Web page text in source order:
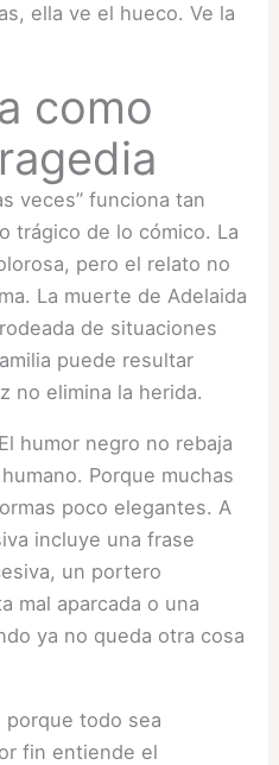
ella ve el hueco. Ve la
como
veces” funciona tan
trágico de lo cómico. La
pero el relato no
La muerte de Adelaida
de situaciones
puede resultar
no elimina la herida.
humor negro no rebaja
Porque muchas
poco elegantes. A
incluye una frase
un portero
mal aparcada o una
ya no queda otra cosa
porque todo sea
fin entiende el